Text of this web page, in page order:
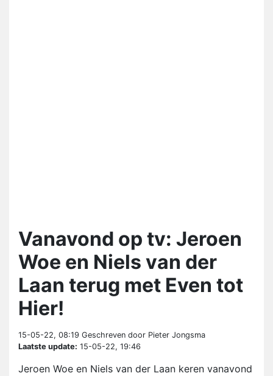
Vanavond op tv: Jeroen
Woe en Niels van der
Laan terug met Even tot
Hier!
15-05-22, 08:19 Geschreven door Pieter Jongsma
Laatste update: 15-05-22, 19:46
Jeroen Woe en Niels van der Laan keren vanavond